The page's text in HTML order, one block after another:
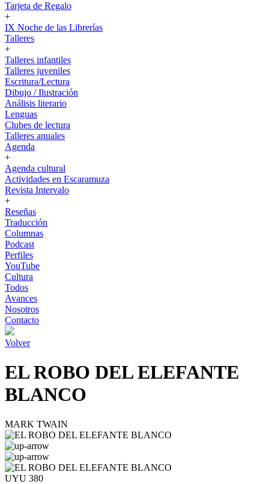
Tarjeta de Regalo
+
IX Noche de las Librerías
Talleres
+
Talleres infantiles
Talleres juveniles
Escritura/Lectura
Dibujo / Ilustración
Análisis literario
Lenguas
Clubes de lectura
Talleres anuales
Agenda
+
Agenda cultural
Actividades en Escaramuza
Revista Intervalo
+
Reseñas
Traducción
Columnas
Podcast
Perfiles
YouTube
Cultura
Todos
Avances
Nosotros
Contacto
Volver
EL ROBO DEL ELEFANTE
BLANCO
MARK TWAIN
UYU 380